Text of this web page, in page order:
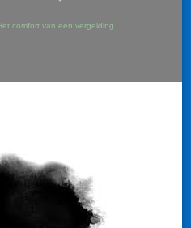
comfort van een vergelding.